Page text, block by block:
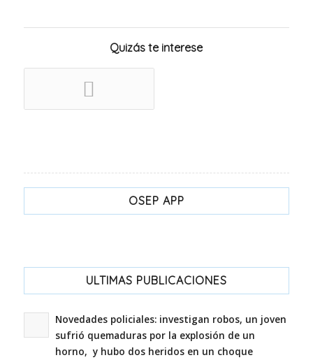
Quizás te interese
OSEP APP
ULTIMAS PUBLICACIONES
Novedades policiales: investigan robos, un joven
sufrió quemaduras por la explosión de un
horno, y hubo dos heridos en un choque